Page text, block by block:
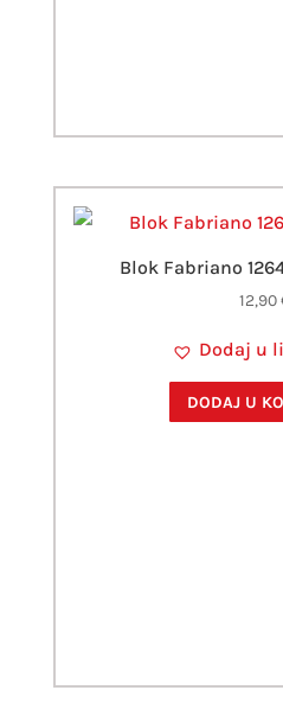
Blok Fabriano
12,90
Dodaj u
DODAJ U